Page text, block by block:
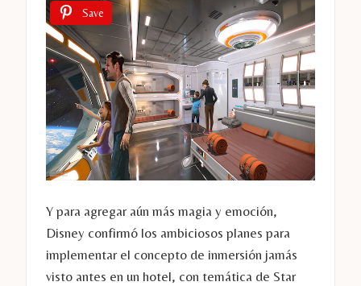
Save
Y para agregar aún más magia y emoción,
Disney confirmó los ambiciosos planes para
implementar el concepto de inmersión jamás
visto antes en un hotel, con temática de Star